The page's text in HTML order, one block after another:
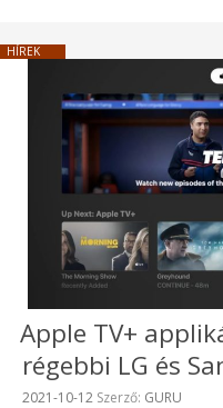
HÍREK
Apple TV+
régebbi LG és
Beküldve:
2021-10-12 Szerző: GURU